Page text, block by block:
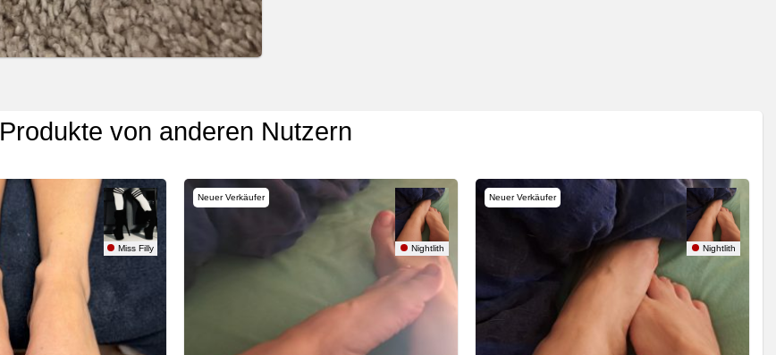
Produkte von anderen Nutzern
Miss Filly
Neuer Verkäufer
Nightlith
Neuer Verkäufer
Nightlith